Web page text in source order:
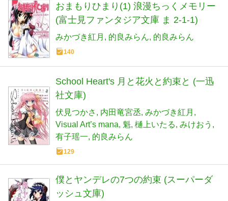
おまもりひまり(1) 浪漫ちっくメモリー
(富士見ファンタジア文庫 ま 2-1-1)
みかづき紅月 的良みらん 的良みらん
140
School Heart's 月と花火と約束と (一迅
社文庫)
伏見つかさ 内田竜宮丞 みかづき紅月
Visual Art’s mana 魁 樋上いたる みけおう
有子瑶一 的良みらん
129
僕とヤンデレの7つの約束 (スーパーダ
ッシュ文庫)